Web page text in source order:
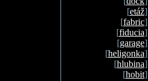
[etáž]
[fabric]
[fiducia]
[garage]
[heligonka]
[hlubina]
[hobit]